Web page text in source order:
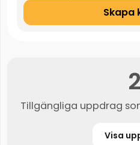
Skapa
2
Tillgängliga uppdrag
Visa